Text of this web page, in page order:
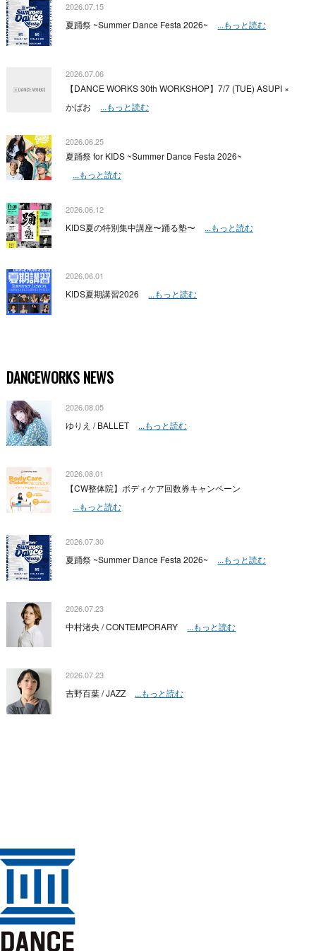
2026.07.15
夏踊祭 ~Summer Dance Festa 2026~ ...もっと読む
2026.07.06
【DANCE WORKS 30th WORKSHOP】7/7 (TUE) ASUPI ×
かばお
...もっと読む
2026.06.25
夏踊祭 for KIDS ~Summer Dance Festa 2026~
...もっと読む
2026.06.12
KIDS夏の特別集中講座〜踊る塾〜 ...もっと読む
2026.06.01
KIDS夏期講習2026 ...もっと読む
DANCEWORKS NEWS
2026.08.05
ゆりえ / BALLET ...もっと読む
2026.08.01
【CW整体院】ボディケア回数券キャンペーン
...もっと読む
2026.07.30
夏踊祭 ~Summer Dance Festa 2026~ ...もっと読む
2026.07.23
中村渚央 / CONTEMPORARY ...もっと読む
2026.07.23
吉野百葉 / JAZZ ...もっと読む